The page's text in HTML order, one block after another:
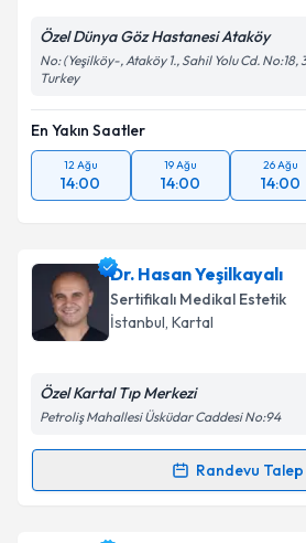
Özel Dünya Göz Hastanesi Ataköy
No: (Yeşilköy-, Ataköy 1., Sahil Yolu Cd. No:18,
Turkey
En Yakın Saatler
12 Ağu
14:00
19 Ağu
14:00
26 Ağu
14:00
Dr. Hasan Yeşilkayalı
Sertifikalı Medikal Estetik
İstanbul, Kartal
Özel Kartal Tıp Merkezi
Petroliş Mahallesi Üsküdar Caddesi No:94
Randevu Talep
Randevu Takvimi Talebi